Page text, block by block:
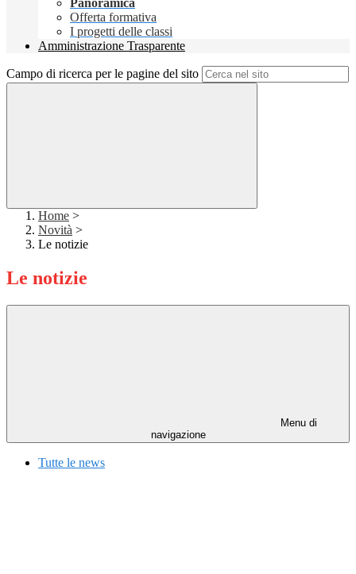
Panoramica
Offerta formativa
I progetti delle classi
Amministrazione Trasparente
Campo di ricerca per le pagine del sito
Home >
Novità >
Le notizie
Le notizie
Menu di
navigazione
Tutte le news